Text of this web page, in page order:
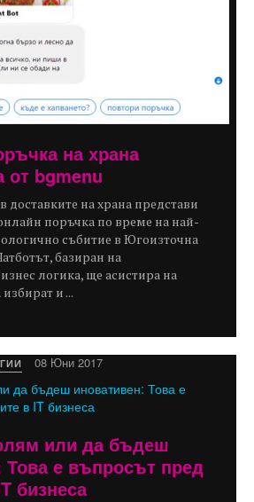
на храна
от bgmenu
доставките на храна представи
поръчка по време на най-
събитие в Югоизточна
базиран на
логика, ще асистира на
и ...
08 Юни 2017
или да бъдеш
Това е въпросът пред
бизнеса